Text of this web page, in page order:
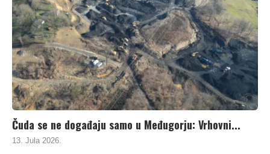
Čuda se ne događaju samo u Međugorju: Vrhovni...
13. Jula 2026.